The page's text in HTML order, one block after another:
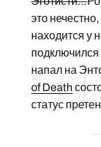
это
находится у
напал на
of Death
статус